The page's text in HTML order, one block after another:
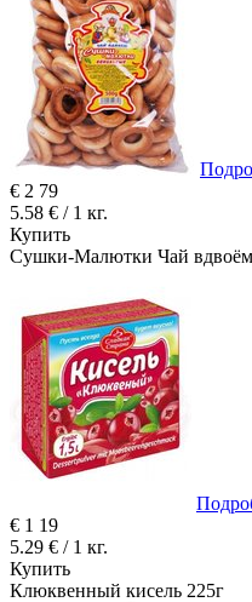
€ 2 79
5.58 € / 1 кг.
Купить
Сушки-Малютки Чай вдвоём
€ 1 19
5.29 € / 1 кг.
Купить
Клюквенный кисель 225г